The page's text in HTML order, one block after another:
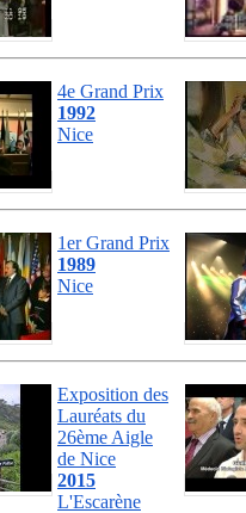
4e Grand Prix
1992
Nice
1er Grand Prix
1989
Nice
Exposition des
Lauréats du
26ème Aigle
de Nice
2015
L'Escarène